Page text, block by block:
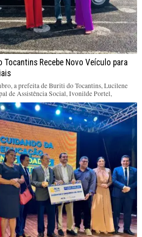
Recebe Novo Veículo para
a prefeita de Buriti do Tocantins, Lucilene
de Assistência Social, Ivonilde Portel,